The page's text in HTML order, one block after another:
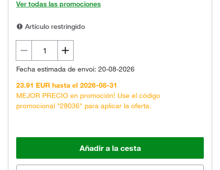
Ver todas las promociones
Artículo restringido
Fecha estimada de envoi: 20-08-2026
23.91 EUR hasta el 2026-08-31
MEJOR PRECIO en promoción! Use el código
promocional "28036" para aplicar la oferta.
Añadir a la cesta